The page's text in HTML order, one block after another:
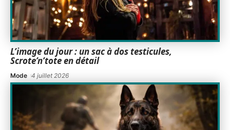
L’image du jour : un sac à dos testicules,
Scrote’n’tote en détail
Mode 4 juillet 2026